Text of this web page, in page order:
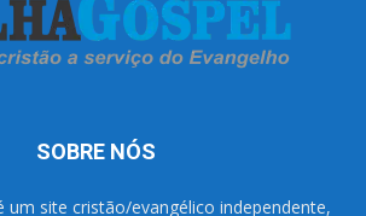
SOBRE NÓS
um site cristão/evangélico independente,